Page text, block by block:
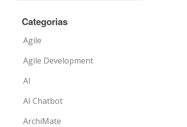
Categorias
Agile
Agile Development
AI
AI Chatbot
ArchiMate